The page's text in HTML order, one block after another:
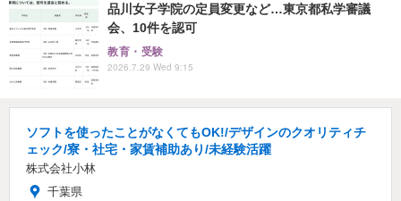
品川女子学院の定員変更など…東京都私学審議
会、10件を認可
教育・受験
2026.7.29 Wed 9:15
ソフトを使ったことがなくてもOK!/デザインのクオリティチ
ェック/寮・社宅・家賃補助あり/未経験活躍
株式会社小林
千葉県